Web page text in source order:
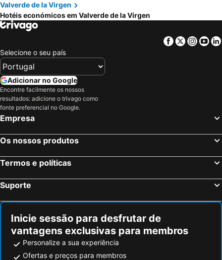
Hotel Alda Vía León
Hotel Rincón del Conde
Parador de León
Hotel Q!H Centro Leon
Hotel NERU con Encanto
Hospedería Pax
Hotel Avenida III
Hotel La Posada Regia
Inn Boutique León
Hostal Guzman El Bueno by gaiarooms
Hospederia Fernando I
Hotel Las Moreras
Albergue Santo Tomas De Canterbury
El Peralón de León
Palacete Colonial
Piso Madrazo
Valverde de la Virgen
Hotéis económicos em Valverde de la Virgen
Facebook
Twitter
Selecione o seu país
Adicionar no Google
Encontre facilmente os nossos
resultados: adicione o trivago como
fonte preferencial no Google.
Empresa
Os nossos produtos
Termos e políticas
Suporte
Inicie sessão para desfrutar de
vantagens exclusivas para membros
Personalize a sua experiência
Ofertas e preços para membros